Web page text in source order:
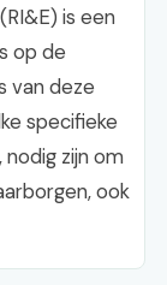
is een
op de
van deze
specifieke
zijn om
ook